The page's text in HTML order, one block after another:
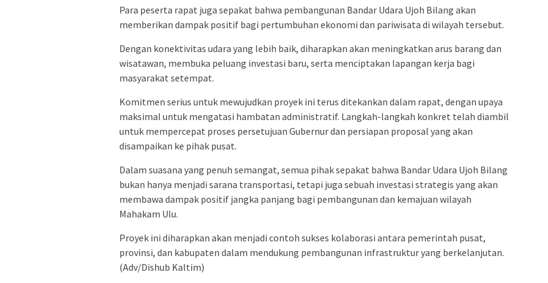
Para peserta rapat juga sepakat bahwa pembangunan Bandar Udara Ujoh Bilang akan
memberikan dampak positif bagi pertumbuhan ekonomi dan pariwisata di wilayah tersebut.
Dengan konektivitas udara yang lebih baik, diharapkan akan meningkatkan arus barang dan
wisatawan, membuka peluang investasi baru, serta menciptakan lapangan kerja bagi
masyarakat setempat.
Komitmen serius untuk mewujudkan proyek ini terus ditekankan dalam rapat, dengan upaya
maksimal untuk mengatasi hambatan administratif. Langkah-langkah konkret telah diambil
untuk mempercepat proses persetujuan Gubernur dan persiapan proposal yang akan
disampaikan ke pihak pusat.
Dalam suasana yang penuh semangat, semua pihak sepakat bahwa Bandar Udara Ujoh Bilang
bukan hanya menjadi sarana transportasi, tetapi juga sebuah investasi strategis yang akan
membawa dampak positif jangka panjang bagi pembangunan dan kemajuan wilayah
Mahakam Ulu.
Proyek ini diharapkan akan menjadi contoh sukses kolaborasi antara pemerintah pusat,
provinsi, dan kabupaten dalam mendukung pembangunan infrastruktur yang berkelanjutan.
(Adv/Dishub Kaltim)